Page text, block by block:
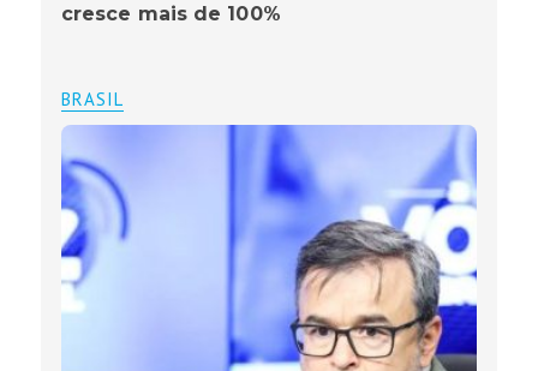
cresce mais de 100%
BRASIL